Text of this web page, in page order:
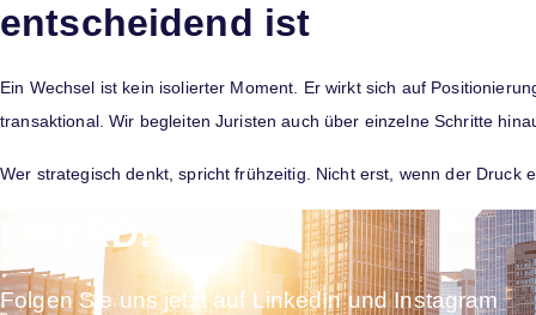
entscheidend ist
Ein Wechsel ist kein isolierter Moment. Er wirkt sich auf
transaktional. Wir begleiten Juristen auch über einzelne Schritte
Wer strategisch denkt, spricht frühzeitig. Nicht erst, wenn der Druck
LWYRD!
Folgen Sie uns jetzt auf LinkedIn und Instagram